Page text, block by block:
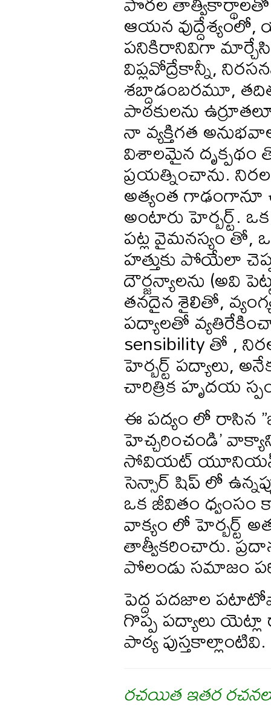
ఆయన
పనికిరానివిగా
విప్లవోద్రేకాన్నీ,
శబ్దాడంబరమూ,
పాఠకులను
నా వ్యక్తిగత
విశాలమైన
ప్రయత్నించాను.
అత్యంత గాఢంగానూ
అంటారు హెర్బర్ట్.
పట్ల వైమనస్యం తో,
హత్తుకు పోయేలా
దౌర్జన్యాలను (అవి
తనదైన శైలితో,
పద్యాలతో
sensibility తో ,
హెర్బర్ట్ పద్యాలు,
చారిత్రిక హృదయ
ఈ పద్యం లో రాసిన
హెచ్చరించండి’
సోవియట్ యూనియన్
సెన్సార్ షిప్ లో
ఒక జీవితం
వాక్యం లో హెర్బర్ట్
తాత్వీకరించారు.
పోలండు సమాజం
పెద్ద పదజాల
గొప్ప పద్యాలు
పాఠ్య పుస్తకాల్లాంటివి.
రచయిత ఇతర